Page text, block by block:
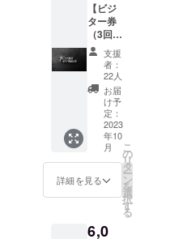
【ビジ
ター券
（3回
分）】
通常、1
回1,500
円なの
で1,500
円お得
になり
ます。
チケッ
トを郵
送致し
ますの
0～
支援
者：
22人
お届
け予
定：
2023
年10
月
詳細を見る
こ
の
リ
タ
ー
ン
を
選
択
す
る
6,0